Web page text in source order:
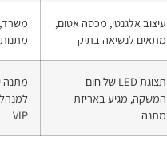
עיצוב אלגנטי, מכסה אטום,
מתאים לנשיאה בתיק
משרד,
תצוגת LED של חום
המשקה, מגיע באריזת
מתנה
מתנה
VIP